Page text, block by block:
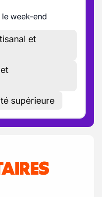
week-end
et
supérieure